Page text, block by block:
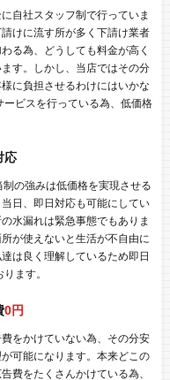
自社スタッフ制で行っていま
けに流す所が多く下請け業者
る為、どうしても料金が高く
す。しかし、当店ではその分
に負担させるわけにはいかな
ビスを行っている為、低価格
応
制の強みは低価格を実現させる
日、即日対応も可能にしてい
水漏れは緊急事態でもありま
が使えないと生活が不自由に
は良く理解しているため即日
ます。
0円
をかけていない為、その分安
可能になります。本来どこの
費をたくさんかけている為、